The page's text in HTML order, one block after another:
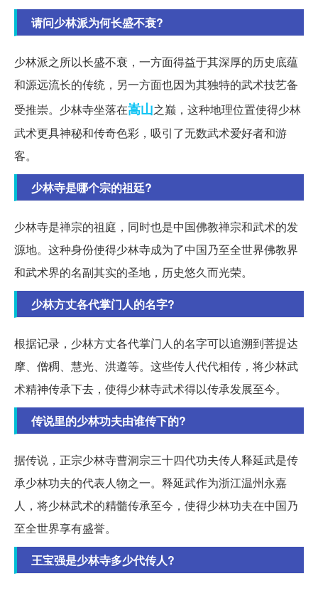
请问少林派为何长盛不衰?
少林派之所以长盛不衰，一方面得益于其深厚的历史底蕴
和源远流长的传统，另一方面也因为其独特的武术技艺备
受推崇。少林寺坐落在嵩山之巅，这种地理位置使得少林
武术更具神秘和传奇色彩，吸引了无数武术爱好者和游
客。
少林寺是哪个宗的祖廷?
少林寺是禅宗的祖庭，同时也是中国佛教禅宗和武术的发
源地。这种身份使得少林寺成为了中国乃至全世界佛教界
和武术界的名副其实的圣地，历史悠久而光荣。
少林方丈各代掌门人的名字?
根据记录，少林方丈各代掌门人的名字可以追溯到菩提达
摩、僧稠、慧光、洪遵等。这些传人代代相传，将少林武
术精神传承下去，使得少林寺武术得以传承发展至今。
传说里的少林功夫由谁传下的?
据传说，正宗少林寺曹洞宗三十四代功夫传人释延武是传
承少林功夫的代表人物之一。释延武作为浙江温州永嘉
人，将少林武术的精髓传承至今，使得少林功夫在中国乃
至全世界享有盛誉。
王宝强是少林寺多少代传人?